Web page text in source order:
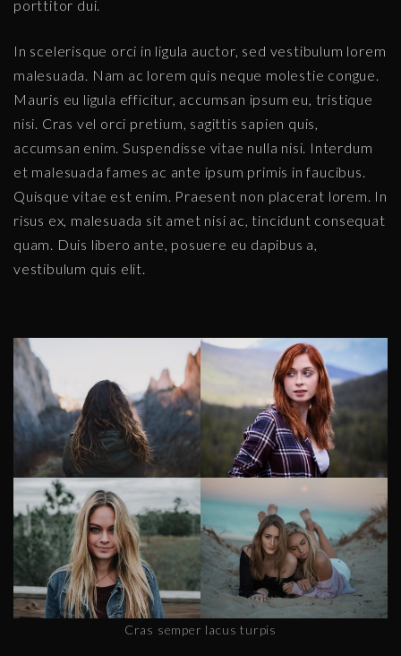
porttitor dui.
In scelerisque orci in ligula auctor, sed vestibulum lorem
malesuada. Nam ac lorem quis neque molestie congue.
Mauris eu ligula efficitur, accumsan ipsum eu, tristique
nisi. Cras vel orci pretium, sagittis sapien quis,
accumsan enim. Suspendisse vitae nulla nisi. Interdum
et malesuada fames ac ante ipsum primis in faucibus.
Quisque vitae est enim. Praesent non placerat lorem. In
risus ex, malesuada sit amet nisi ac, tincidunt consequat
quam. Duis libero ante, posuere eu dapibus a,
vestibulum quis elit.
Cras semper lacus turpis